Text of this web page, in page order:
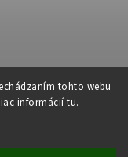
tohto webu
informácií tu.
vyhradené.